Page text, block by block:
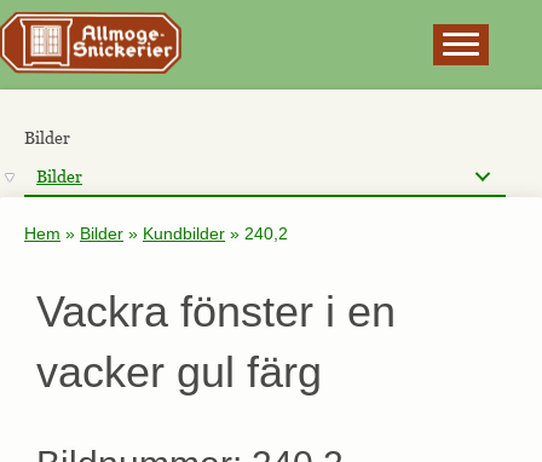
Bilder
Bilder
Hem » Bilder » Kundbilder » 240,2
Vackra fönster i en
vacker gul färg